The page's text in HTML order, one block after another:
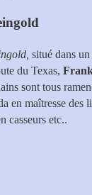
situé dans
du Texas,
sont tous
en maîtresse des
casseurs etc..